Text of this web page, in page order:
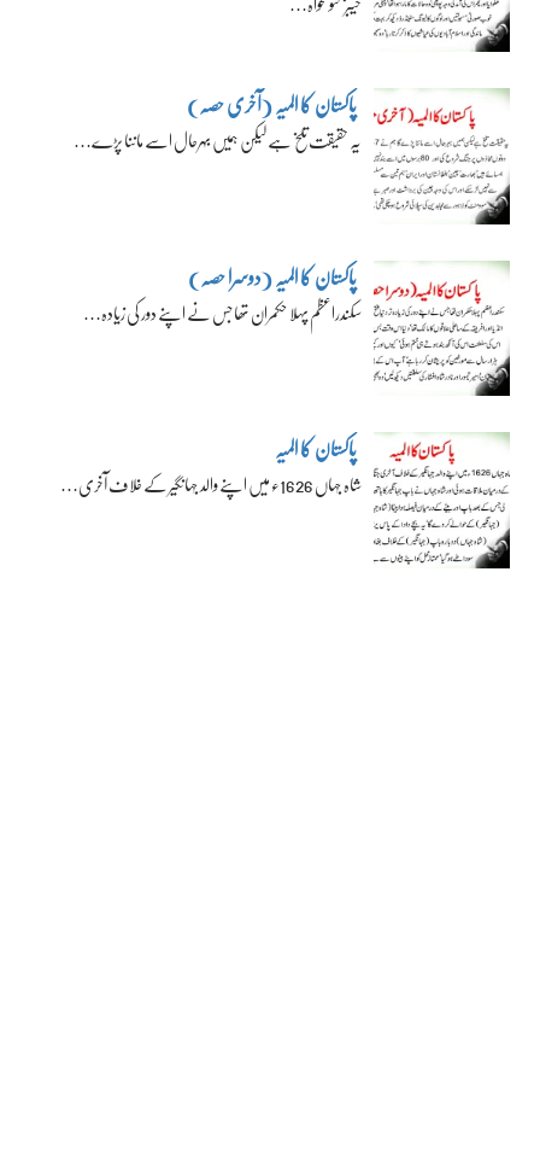
پاکستان کا المیہ (آخری حصہ)
یہ حقیقت تلخ ہے لیکن ہمیں بہرحال اسے ماننا پڑے…
پاکستان کا المیہ (دوسرا حصہ)
سکندراعظم پہلا حکمران تھا جس نے اپنے دور کی زیادہ…
پاکستان کا المیہ
شاہ جہاں 1626ء میں اپنے والد جہانگیر کے خلاف آخری…